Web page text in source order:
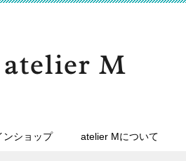
ンショップ atelier Mについて